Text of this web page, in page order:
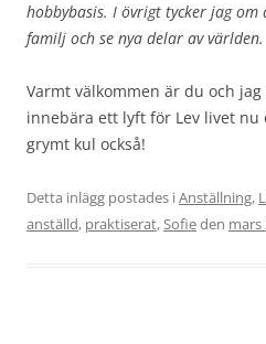
hobbybasis. I övrigt tycker jag om
familj och se nya delar av världen.
Varmt välkommen är du och
innebära ett lyft för Lev livet
grymt kul också!
Detta inlägg postades iAnställning,
anställd, praktiserat,Sofieden mars